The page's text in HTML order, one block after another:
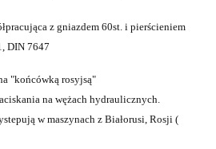
z gniazdem 60st. i pierścieniem
DIN 7647
"końcówką rosyjsą"
na wężach hydraulicznych.
w maszynach z Białorusi, Rosji (